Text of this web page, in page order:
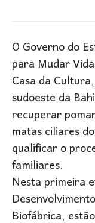
O Governo do
para Mudar
Casa da
sudoeste da
recuperar
matas ciliares
qualificar o
familiares.
Nesta primeira
Biofábrica,